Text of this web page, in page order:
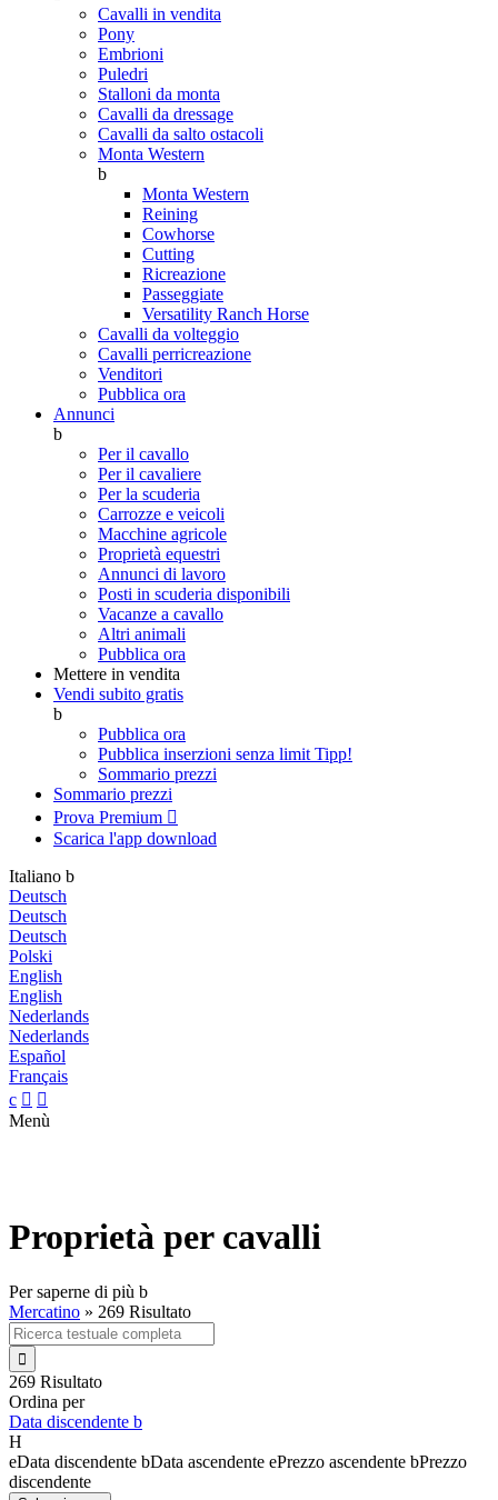
Cavalli in vendita
Pony
Embrioni
Puledri
Stalloni da monta
Cavalli da dressage
Cavalli da salto ostacoli
Monta Western
b
Monta Western
Reining
Cowhorse
Cutting
Ricreazione
Passeggiate
Versatility Ranch Horse
Cavalli da volteggio
Cavalli perricreazione
Venditori
Pubblica ora
Annunci
b
Per il cavallo
Per il cavaliere
Per la scuderia
Carrozze e veicoli
Macchine agricole
Proprietà equestri
Annunci di lavoro
Posti in scuderia disponibili
Vacanze a cavallo
Altri animali
Pubblica ora
Mettere in vendita
Vendi subito gratis
b
Pubblica ora
Pubblica inserzioni senza limit Tipp!
Sommario prezzi
Sommario prezzi
Prova Premium 
Scarica l'app download
Italiano b
Deutsch
Deutsch
Deutsch
Polski
English
English
Nederlands
Nederlands
Español
Français
c  
Menù
Proprietà per cavalli
Per saperne di più b
Mercatino » 269 Risultato

269 Risultato
Ordina per
Data discendente b
H
eData discendente bData ascendente ePrezzo ascendente bPrezzo
discendente